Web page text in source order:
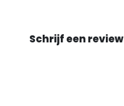
Schrijf een review